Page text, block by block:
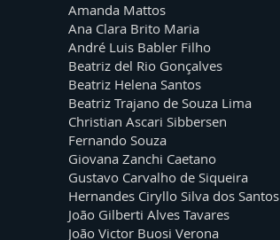
Amanda Mattos
Ana Clara Brito Maria
André Luis Babler Filho
Beatriz del Rio Gonçalves
Beatriz Helena Santos
Beatriz Trajano de Souza Lima
Christian Ascari Sibbersen
Fernando Souza
Giovana Zanchi Caetano
Gustavo Carvalho de Siqueira
Hernandes Ciryllo Silva dos Santos
João Gilberti Alves Tavares
João Victor Buosi Verona